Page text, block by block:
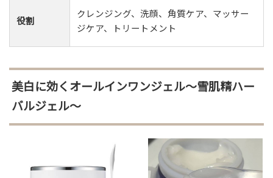
役割
クレンジング、洗顔、角質ケア、マッサー
ジケア、トリートメント
美白に効くオールインワンジェル～雪肌精ハー
バルジェル～